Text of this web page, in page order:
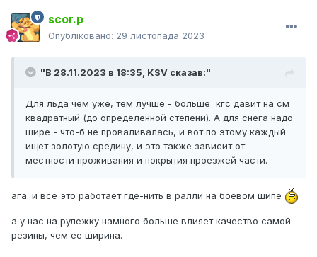
scor.p
Опубліковано: 29 листопада 2023
"В 28.11.2023 в 18:35, KSV сказав:"
Для льда чем уже, тем лучше - больше кгс давит на см
квадратный (до определенной степени). А для снега надо
шире - что-б не проваливалась, и вот по этому каждый
ищет золотую средину, и это также зависит от
местности проживания и покрытия проезжей части.
ага. и все это работает где-нить в ралли на боевом шипе
а у нас на рулежку намного больше влияет качество самой
резины, чем ее ширина.